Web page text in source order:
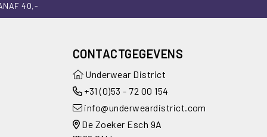
40,-
CONTACTGEGEVENS
Underwear District
+31 (0)53 - 72 00 154
info@underweardistrict.com
De Zoeker Esch 9A